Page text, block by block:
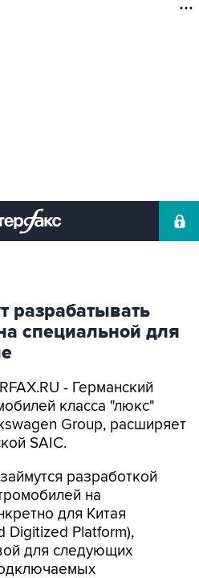
разрабатывать
специальной для
- Германский
класса "люкс"
Group, расширяет
SAIC.
разработкой
на
для Китая
Digitized Platform),
для следующих